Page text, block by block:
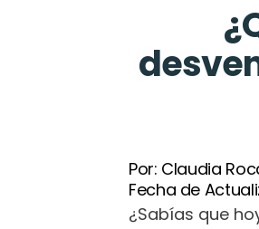
Por: Claudia
Fecha de
¿Sabías que